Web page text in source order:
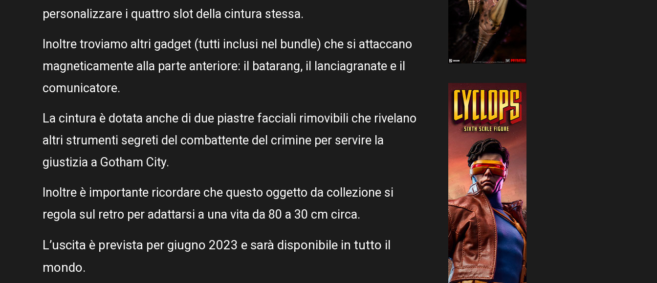
personalizzare i quattro slot della cintura stessa.
Inoltre troviamo altri gadget (tutti inclusi nel bundle) che si attaccano
magneticamente alla parte anteriore: il batarang, il lanciagranate e il
comunicatore.
La cintura è dotata anche di due piastre facciali rimovibili che rivelano
altri strumenti segreti del combattente del crimine per servire la
giustizia a Gotham City.
Inoltre è importante ricordare che questo oggetto da collezione si
regola sul retro per adattarsi a una vita da 80 a 30 cm circa.
L’uscita è prevista per giugno 2023 e sarà disponibile in tutto il
mondo.